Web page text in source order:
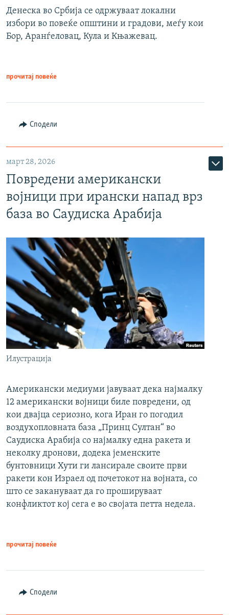
Денеска во Србија се одржуваат локални
избори во повеќе општини и градови, меѓу кои
Бор, Аранѓеловац, Кула и Књажевац.
прочитај повеќе
Сподели
март 28, 2026
Повредени американски
војници при ирански напад врз
база во Саудиска Арабија
Илустрација
Американски медиуми јавуваат дека најмалку
12 американски војници биле повредени, од
кои двајца сериозно, кога Иран го погодил
воздухопловната база „Принц Султан“ во
Саудиска Арабија со најмалку една ракета и
неколку дронови, додека јеменските
бунтовници Хути ги лансирале своите први
ракети кон Израел од почетокот на војната, со
што се закануваат да го прошируваат
конфликтот кој сега е во својата петта недела.
прочитај повеќе
Сподели